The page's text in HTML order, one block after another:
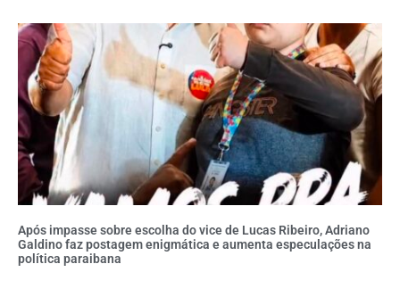
Após impasse sobre escolha do vice de Lucas Ribeiro, Adriano
Galdino faz postagem enigmática e aumenta especulações na
política paraibana